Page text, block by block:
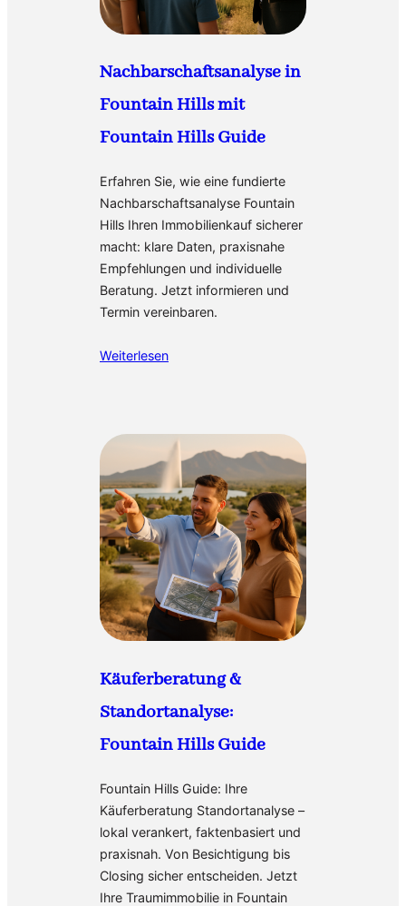
Nachbarschaftsanalyse in
Fountain Hills mit
Fountain Hills Guide
Erfahren Sie, wie eine fundierte
Nachbarschaftsanalyse Fountain
Hills Ihren Immobilienkauf sicherer
macht: klare Daten, praxisnahe
Empfehlungen und individuelle
Beratung. Jetzt informieren und
Termin vereinbaren.
Weiterlesen
Käuferberatung &
Standortanalyse:
Fountain Hills Guide
Fountain Hills Guide: Ihre
Käuferberatung Standortanalyse –
lokal verankert, faktenbasiert und
praxisnah. Von Besichtigung bis
Closing sicher entscheiden. Jetzt
Ihre Traumimmobilie in Fountain